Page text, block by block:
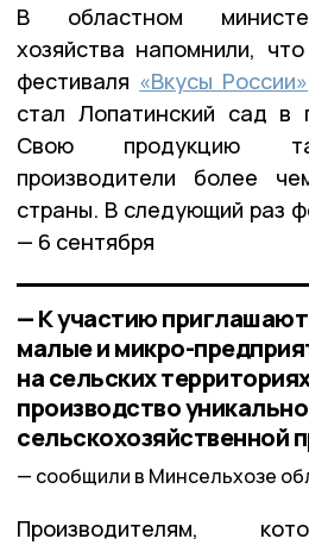
В областном
хозяйства напомнили,
фестиваля «Вкусы России»
стал Лопатинский сад в
Свою продукцию
производители более
страны. В следующий раз
— 6 сентября
— К участию
малые и микро-
на сельских
производство
сельскохозяйственной
сообщили в Минсельхозе
Производителям,